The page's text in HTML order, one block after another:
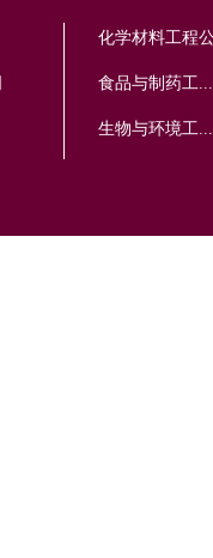
化学材料工程
食品与制药工...
生物与环境工...